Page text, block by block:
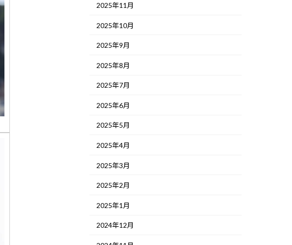
2025年11月
2025年10月
2025年9月
2025年8月
2025年7月
2025年6月
2025年5月
2025年4月
2025年3月
2025年2月
2025年1月
2024年12月